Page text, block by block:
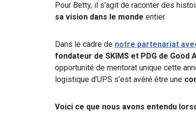
Pour Betty, il s’agit de raconter des
sa vision dans le monde entier.
Dans le cadre de notre partenariat
fondateur de SKIMS et PDG de Good
opportunité de mentorat unique cette
logistique d’UPS s’est avéré être une
Voici ce que nous avons entendu